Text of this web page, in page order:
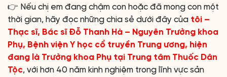
👉 Nếu chị em đang chậm con hoặc đã mong con một
thời gian, hãy đọc những chia sẻ dưới đây của tôi –
Thạc sĩ, Bác sĩ Đỗ Thanh Hà – Nguyên Trưởng khoa
Phụ, Bệnh viện Y học cổ truyền Trung ương, hiện
đang là Trưởng khoa Phụ tại Trung tâm Thuốc Dân
Tộc, với hơn 40 năm kinh nghiệm trong lĩnh vực sản